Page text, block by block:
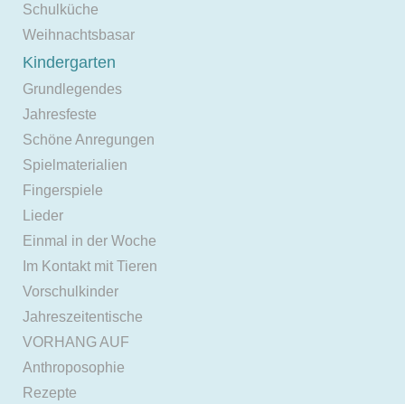
Schulküche
Weihnachtsbasar
Kindergarten
Grundlegendes
Jahresfeste
Schöne Anregungen
Spielmaterialien
Fingerspiele
Lieder
Einmal in der Woche
Im Kontakt mit Tieren
Vorschulkinder
Jahreszeitentische
VORHANG AUF
Anthroposophie
Rezepte